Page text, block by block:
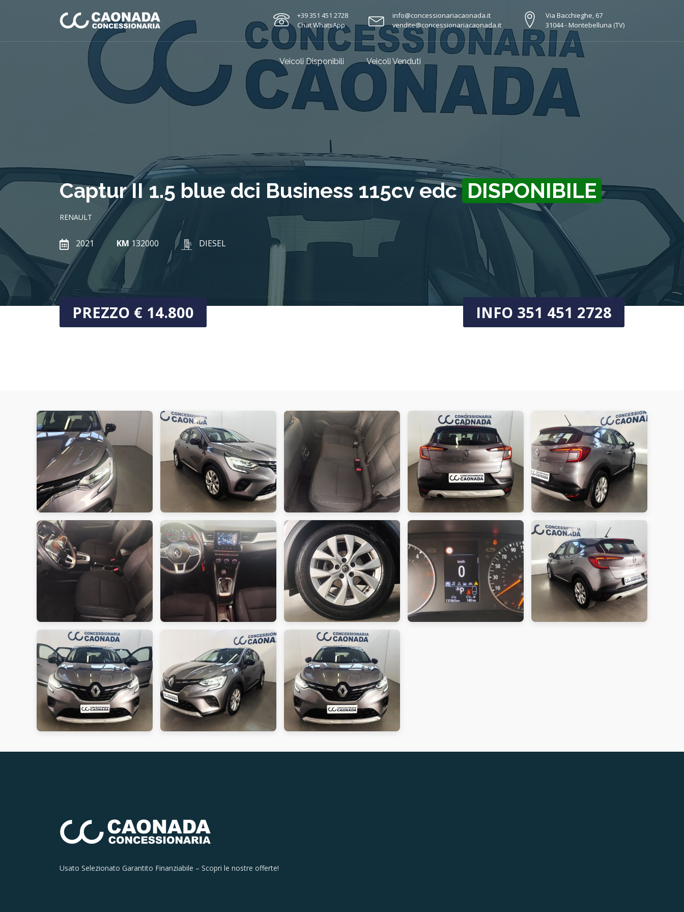
+39 351 451 2728
Chat WhatsApp
info@concessionariacaonada.it
vendite@concessionariacaonada.it
Via Bacchieghe, 67
31044 - Montebelluna (TV)
Veicoli Disponibili Veicoli Venduti
Captur II 1.5 blue dci Business 115cv edc DISPONIBILE
RENAULT
2021 KM132000 DIESEL
PREZZO € 14.800 INFO 351 451 2728
Usato Selezionato Garantito Finanziabile – Scopri le nostre offerte!